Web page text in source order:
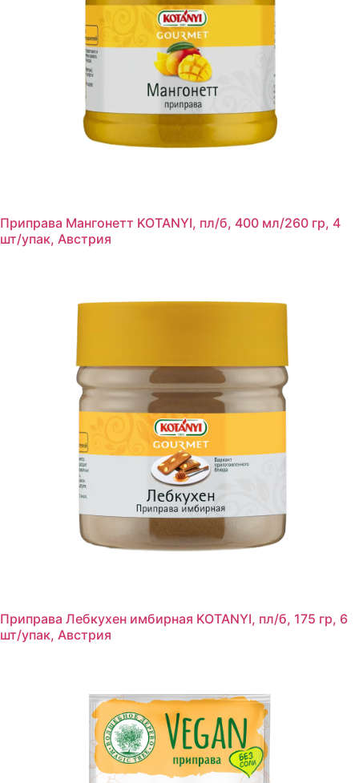
Приправа Мангонетт KOTANYI, пл/б, 400 мл/260 гр, 4
шт/упак, Австрия
Приправа Лебкухен имбирная KOTANYI, пл/б, 175 гр, 6
шт/упак, Австрия